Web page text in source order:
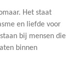
Het staat
en liefde voor
bij mensen die
binnen